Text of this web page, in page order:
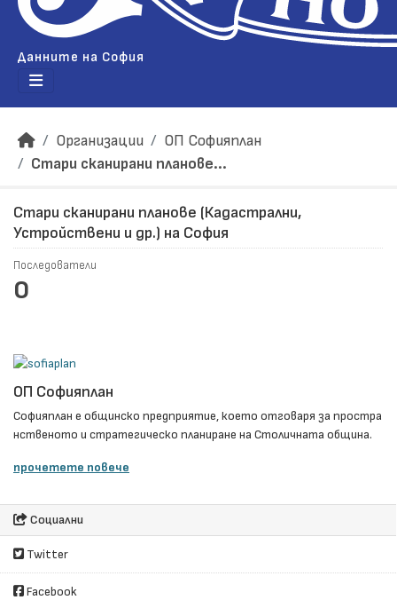
Данните на София
Организации
ОП Софияплан
Стари сканирани планове...
Стари сканирани планове (Кадастрални,
Устройствени и др.) на София
Последователи
0
ОП Софияплан
Софияплан e общинско предприятие, което отговаря за простра
нственото и стратегическо планиране на Столичната община.
прочетете повече
Социални
Twitter
Facebook